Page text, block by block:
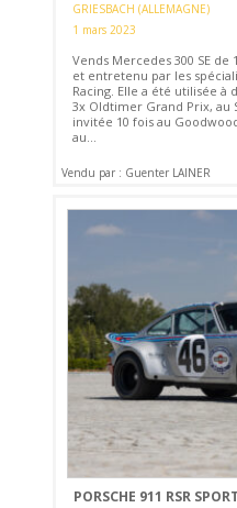
GRIESBACH (ALLEMAGNE)
1 mars 2023
Vends Mercedes 300 SE
et entretenu par les
Racing. Elle a été utilisée
3x Oldtimer Grand Prix, au
invitée 10 fois au
au...
Vendu par : Guenter LAINER
PORSCHE 911 RSR